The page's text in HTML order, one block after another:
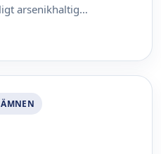
arsenikhaltig…